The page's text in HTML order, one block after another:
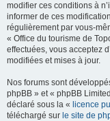
modifier ces conditions à
informer de ces
régulièrement par vous-
« Office du tourisme de
effectuées, vous acceptez
modifiées et mises à jour.
Nos forums sont
phpBB » et « phpBB
déclaré sous la « licence
téléchargé sur le site de